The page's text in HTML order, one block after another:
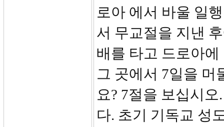
로아 에서 바울 일
서 무교절을 지낸
배를 타고 드로아
그 곳에서 7일을 머
요? 7절을 보십시
다. 초기 기독교 성